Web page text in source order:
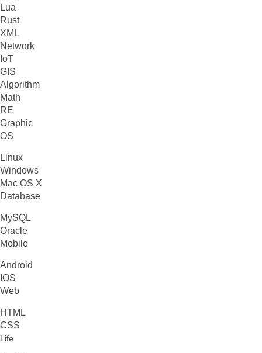
Lua
Rust
XML
Network
IoT
GIS
Algorithm
Math
RE
Graphic
OS
Linux
Windows
Mac OS X
Database
MySQL
Oracle
Mobile
Android
IOS
Web
HTML
CSS
Life